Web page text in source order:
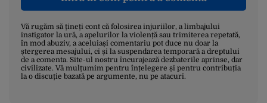
Vă rugăm să țineți cont că folosirea injuriilor, a limbajului
instigator la ură, a apelurilor la violență sau trimiterea repetată,
în mod abuziv, a aceluiași comentariu pot duce nu doar la
ștergerea mesajului, ci și la suspendarea temporară a dreptului
de a comenta. Site-ul nostru încurajează dezbaterile aprinse, dar
civilizate. Vă mulțumim pentru înțelegere și pentru contribuția
la o discuție bazată pe argumente, nu pe atacuri.